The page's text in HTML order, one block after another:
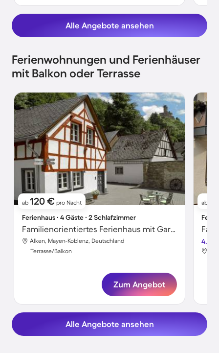
Alle Angebote ansehen
Ferienwohnungen und Ferienhäuser
mit Balkon oder Terrasse
ab 120 € pro Nacht
Ferienhaus ∙ 4 Gäste ∙ 2 Schlafzimmer
Familienorientiertes Ferienhaus mit Garten, Grill und Terrasse | Gartenblick
Alken, Mayen-Koblenz, Deutschland
Terrasse/Balkon
Zum Angebot
ab
4.5
Alle Angebote ansehen